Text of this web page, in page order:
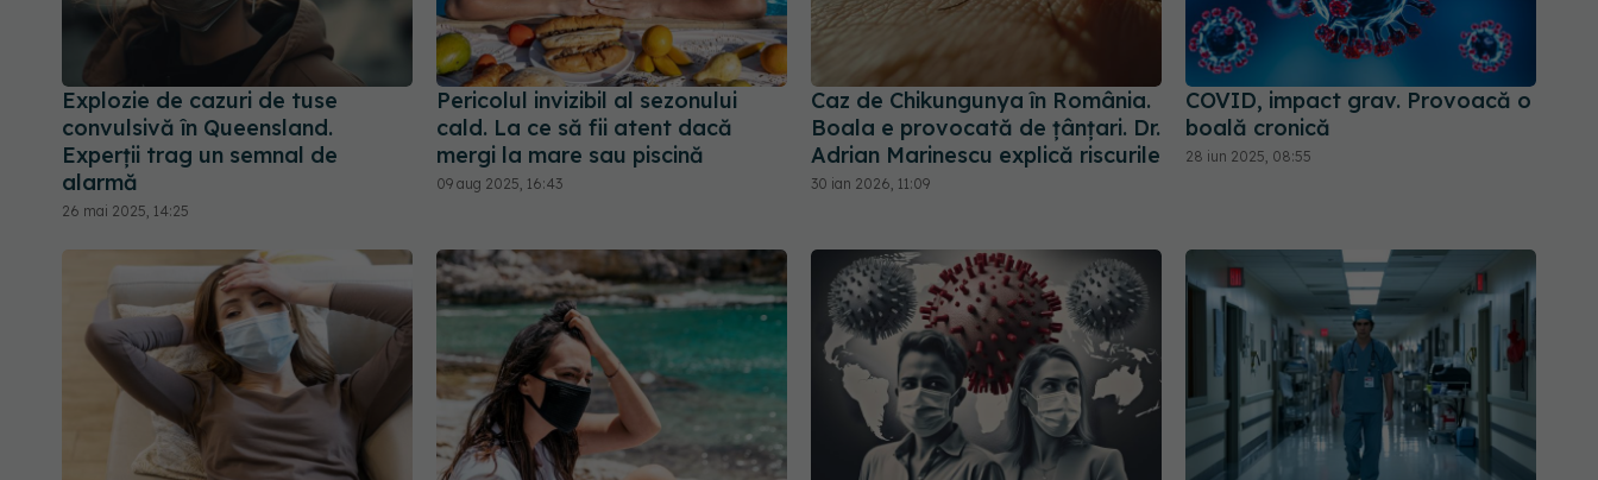
Explozie de cazuri de tuse
convulsivă în Queensland.
Experții trag un semnal de
alarmă
26 mai 2025, 14:25
Pericolul invizibil al sezonului
cald. La ce să fii atent dacă
mergi la mare sau piscină
09 aug 2025, 16:43
Caz de Chikungunya în România.
Boala e provocată de țânțari. Dr.
Adrian Marinescu explică riscurile
30 ian 2026, 11:09
COVID, impact grav. Provoacă o
boală cronică
28 iun 2025, 08:55